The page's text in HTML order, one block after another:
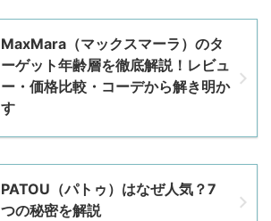
MaxMara（マックスマーラ）のタ
ーゲット年齢層を徹底解説！レビュ
ー・価格比較・コーデから解き明か
す
PATOU（パトゥ）はなぜ人気？7
つの秘密を解説